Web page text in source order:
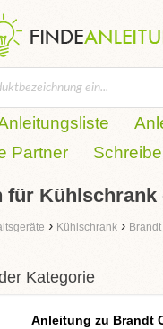
Partner
für Kühlschrank
› Kühlschrank › Brandt
Kategorie
Anleitung zu Brandt